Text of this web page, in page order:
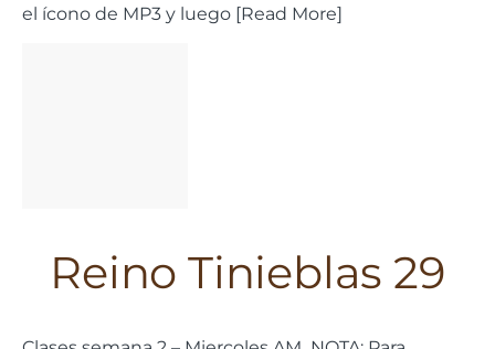
el ícono de MP3 y luego [Read More]
Reino Tinieblas 29